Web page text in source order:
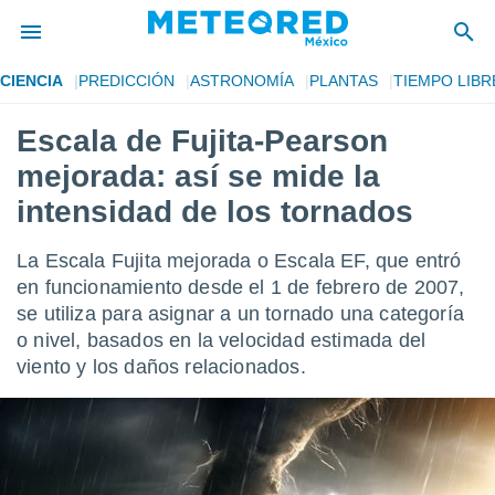
de
ha sido
para
se
calidad.
a este
las
CIENCIA PREDICCIÓN ASTRONOMÍA PLANTAS TIEMPO
Escala de Fujita-Pearson
mejorada: así se mide la
intensidad de los tornados
La Escala Fujita mejorada o Escala EF, que entró
en funcionamiento desde el 1 de febrero de 2007,
se utiliza para asignar a un tornado una categoría
o nivel, basados en la velocidad estimada del
viento y los daños relacionados.